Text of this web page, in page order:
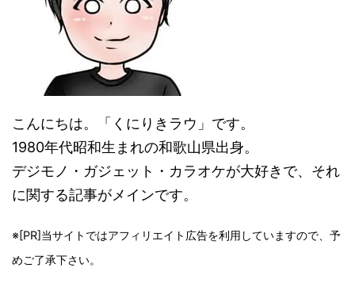
こんにちは。「くにりきラウ」です。
1980年代昭和生まれの和歌山県出身。
デジモノ・ガジェット・カラオケが大好きで、それ
に関する記事がメインです。
※[PR]当サイトではアフィリエイト広告を利用していますので、予
めご了承下さい。